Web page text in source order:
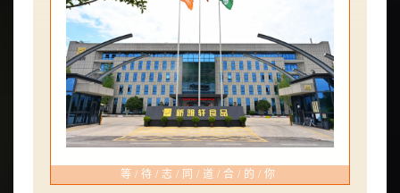
等/待/志/同/道/合/的/你